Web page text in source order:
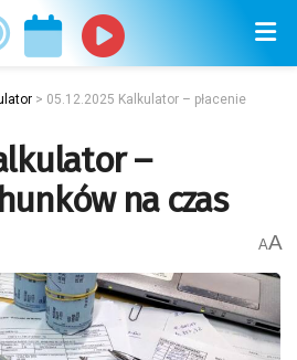
> 05.12.2025 Kalkulator – płacenie
–
na czas
AA